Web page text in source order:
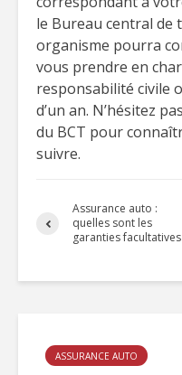
le Bureau central de
organisme pourra
vous prendre en
responsabilité civile
d’un an. N’hésitez
du BCT pour
suivre.
Assurance auto :
quelles sont les
garanties facultatives
ASSURANCE AUTO